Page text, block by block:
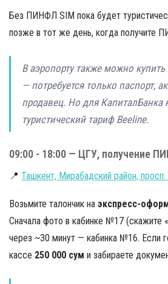
Без ПИНФЛ SIM пока будет
позже в тот же день, когда получите
В аэропорту также можно купить
— потребуется только паспорт,
продавец. Но для КапиталБанка
туристический тариф Beeline.
09:00 - 18:00 — ЦГУ, получение
📍 Ташкент, Мирабадский район,
Возьмите талончик на экспресс-
Сначала фото в кабинке №17 (скажите
через ~30 минут — кабинка №16. Если
кассе 250 000 сум и забираете